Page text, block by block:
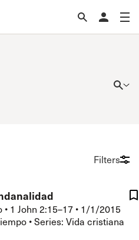
Filters
• 1 John 2:15–17 • 1/1/2015
• Series: Vida cristiana